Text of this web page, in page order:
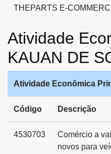
THEPARTS E-
Atividade
KAUAN DE
Atividade Econômica
Código Descrição
4530703
Comércio a
novos para